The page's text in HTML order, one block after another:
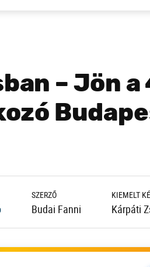
– Jön a
SZERZŐ
Budai Fanni
KIEMELT
Kárpáti